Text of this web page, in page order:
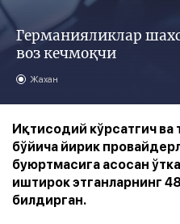
Германияликлар
воз кечмоқчи
Жахан
Иқтисодий кўрсатгич
бўйича йирик
буюртмасига асосан
иштирок этганларнинг
билдирган.